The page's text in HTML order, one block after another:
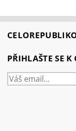
PŘIHLAŠTE SE